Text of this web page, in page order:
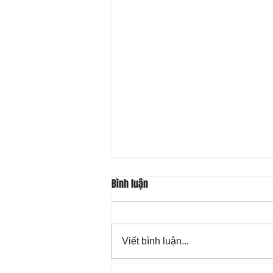
08-07 Nhân Từ Và Chân Thật
Bình luận
Viết bình luận...